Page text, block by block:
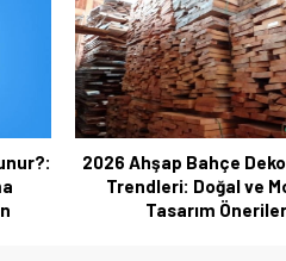
Travel Begins: Discover the
Güvenli ve Konforlu Kız Öğrenci
Fiyatları: Uygun Maliyetlerle
Overview: Your Canada
Modern Diş Tedavisinin Yeni
Rraenee: Dijital Dünyada Öne Çıkan
2026 Ahşap Bahçe
Trendleri: Doğal ve
Tasarım